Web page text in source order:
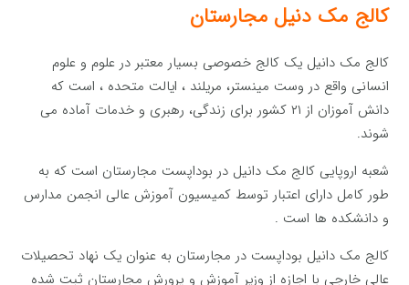
کالج مک دنیل مجارستان
کالج مک دانیل یک کالج خصوصی بسیار معتبر در علوم و علوم
انسانی واقع در وست مینستر، مریلند ، ایالت متحده ، است که
دانش آموزان از ۲۱ کشور برای زندگی، رهبری و خدمات آماده می
شوند.
شعبه اروپایی کالج مک دانیل در بوداپست مجارستان است که به
طور کامل دارای اعتبار توسط کمیسیون آموزش عالی انجمن مدارس
و دانشکده ها است .
کالج مک دانیل بوداپست در مجارستان به عنوان یک نهاد تحصیلات
عالی خارجی با اجازه از وزیر آموزش و پرورش مجارستان ثبت شده